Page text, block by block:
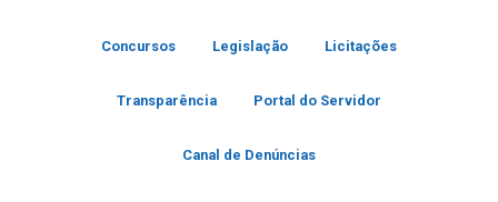
Concursos Legislação Licitações
Transparência Portal do Servidor
Canal de Denúncias